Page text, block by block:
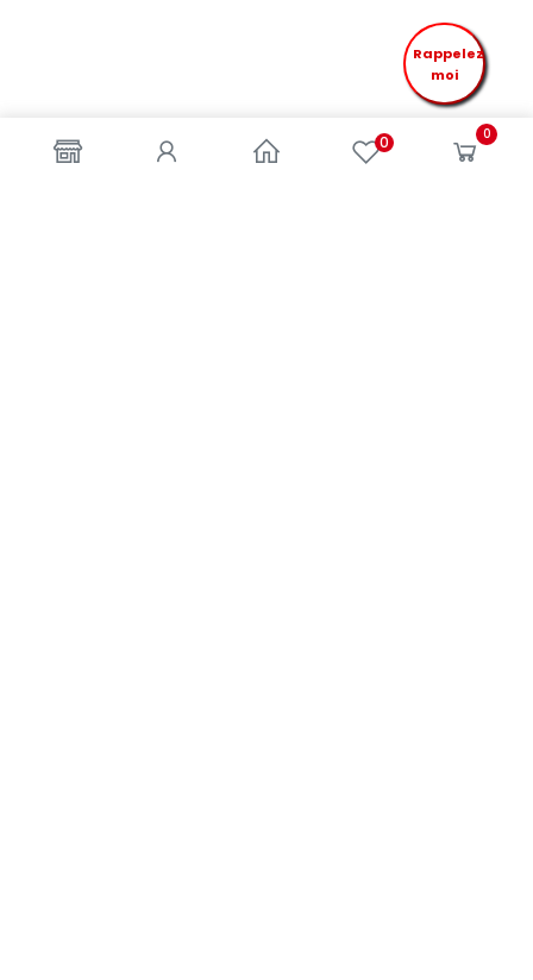
0 0
Rappelez
moi